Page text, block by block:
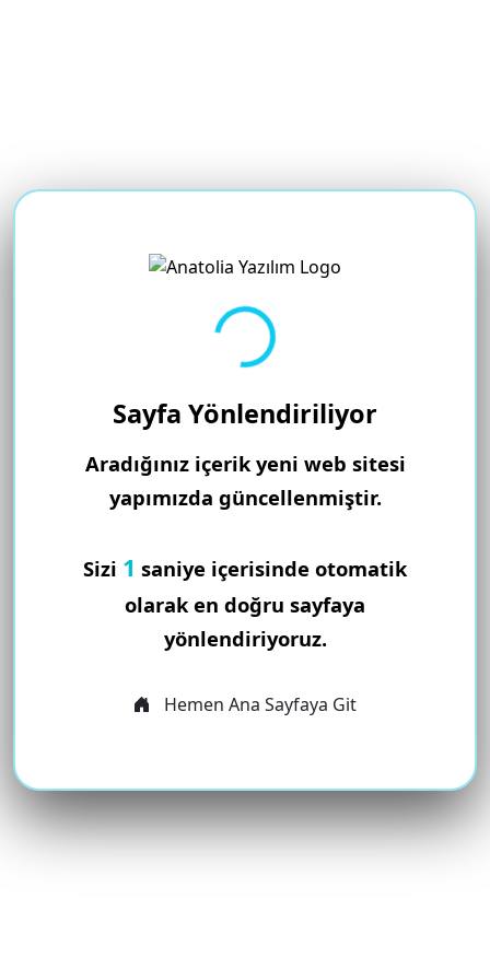
Yükleniyor...
Sayfa Yönlendiriliyor
Aradığınız içerik yeni web sitesi
yapımızda güncellenmiştir.
Sizi 1 saniye içerisinde otomatik
olarak en doğru sayfaya
yönlendiriyoruz.
Hemen Ana Sayfaya Git